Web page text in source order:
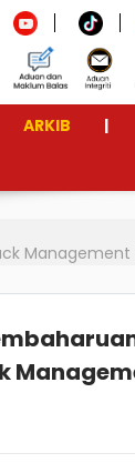
ARKIB
Management